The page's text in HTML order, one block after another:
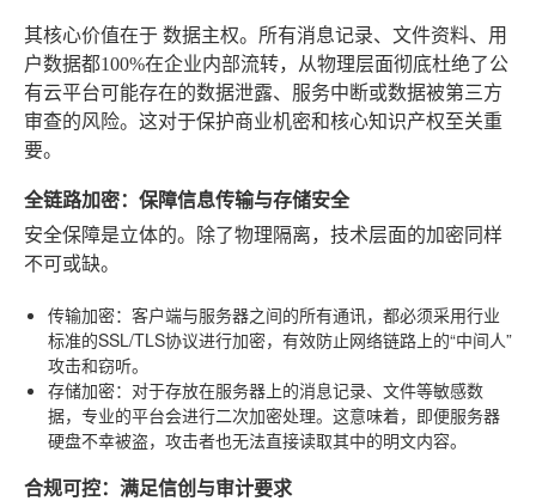
其核心价值在于 数据主权。所有消息记录、文件资料、用
户数据都100%在企业内部流转，从物理层面彻底杜绝了公
有云平台可能存在的数据泄露、服务中断或数据被第三方
审查的风险。这对于保护商业机密和核心知识产权至关重
要。
全链路加密：保障信息传输与存储安全
安全保障是立体的。除了物理隔离，技术层面的加密同样
不可或缺。
传输加密：客户端与服务器之间的所有通讯，都必须采用行业
标准的SSL/TLS协议进行加密，有效防止网络链路上的“中间人”
攻击和窃听。
存储加密：对于存放在服务器上的消息记录、文件等敏感数
据，专业的平台会进行二次加密处理。这意味着，即便服务器
硬盘不幸被盗，攻击者也无法直接读取其中的明文内容。
合规可控：满足信创与审计要求